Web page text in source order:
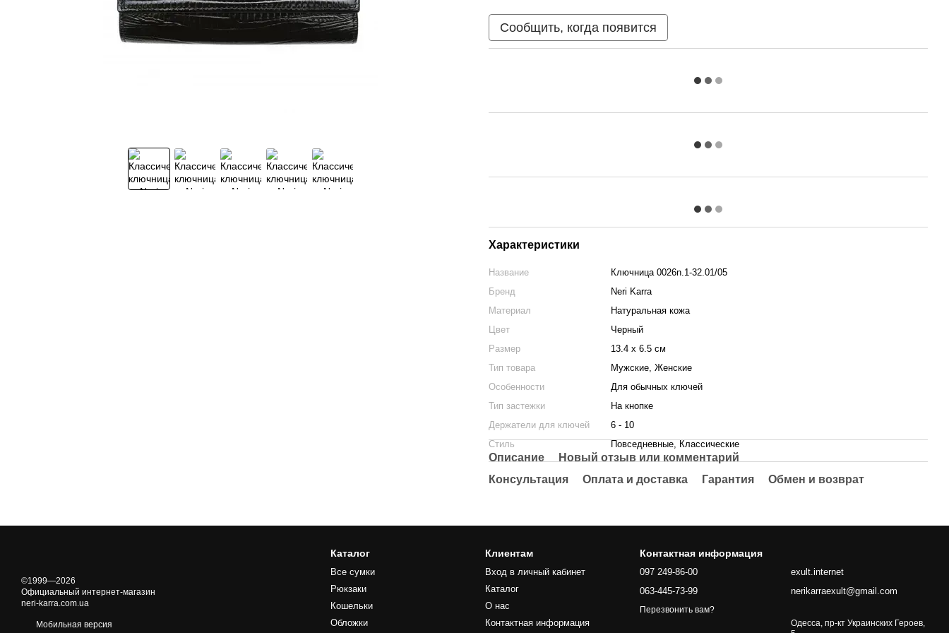
Сообщить, когда появится
Характеристики
Название
Ключница 0026n.1-32.01/05
Бренд
Neri Karra
Материал
Натуральная кожа
Цвет
Черный
Размер
13.4 x 6.5 см
Тип товара
Мужские, Женские
Особенности
Для обычных ключей
Тип застежки
На кнопке
Держатели для ключей
6 - 10
Стиль
Повседневные, Классические
Описание
Новый отзыв или комментарий
Консультация
Оплата и доставка Гарантия Обмен и возврат
©1999—2026
Официальный интернет-магазин
neri-karra.com.ua
Мобильная версия
Каталог
Все сумки
Рюкзаки
Кошельки
Обложки
Клиентам
Вход в личный кабинет
Каталог
О нас
Контактная информация
Контактная информация
097 249-86-00
063-445-73-99
Перезвонить вам?
exult.internet
nerikarraexult@gmail.com
Одесса, пр-кт Украинских Героев,